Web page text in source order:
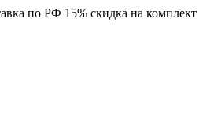
по РФ 15% скидка на комплект